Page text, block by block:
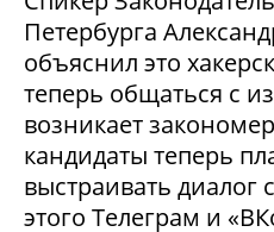
Петербурга
объяснил это
теперь общаться с
возникает
кандидаты теперь
выстраивать диалог
этого Телеграм и